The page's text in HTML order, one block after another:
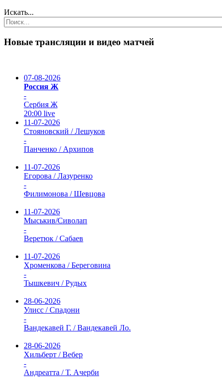
Искать...
Новые трансляции и видео матчей
07-08-2026
Россия Ж
-
Сербия Ж
20:00 live
11-07-2026
Стояновский / Лешуков
-
Панченко / Архипов
11-07-2026
Егорова / Лазуренко
-
Филимонова / Шевцова
11-07-2026
Мыськив/Сиволап
-
Веретюк / Сабаев
11-07-2026
Хроменкова / Береговина
-
Тышкевич / Рудых
28-06-2026
Улисс / Спадони
-
Вандекавей Г. / Вандекавей Ло.
28-06-2026
Хильберт / Вебер
-
Андреатта / Т. Ачерби